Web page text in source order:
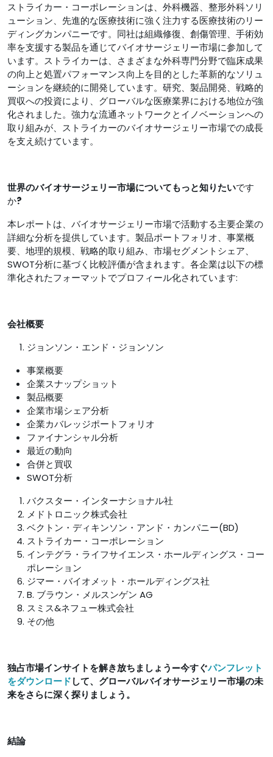
ストライカー・コーポレーションは、外科機器、整形外科ソリ
ューション、先進的な医療技術に強く注力する医療技術のリー
ディングカンパニーです。同社は組織修復、創傷管理、手術効
率を支援する製品を通じてバイオサージェリー市場に参加して
います。ストライカーは、さまざまな外科専門分野で臨床成果
の向上と処置パフォーマンス向上を目的とした革新的なソリュ
ーションを継続的に開発しています。研究、製品開発、戦略的
買収への投資により、グローバルな医療業界における地位が強
化されました。強力な流通ネットワークとイノベーションへの
取り組みが、ストライカーのバイオサージェリー市場での成長
を支え続けています。
世界のバイオサージェリー市場についてもっと知りたいです
か?
本レポートは、バイオサージェリー市場で活動する主要企業の
詳細な分析を提供しています。製品ポートフォリオ、事業概
要、地理的規模、戦略的取り組み、市場セグメントシェア、
SWOT分析に基づく比較評価が含まれます。各企業は以下の標
準化されたフォーマットでプロフィール化されています:
会社概要
ジョンソン・エンド・ジョンソン
事業概要
企業スナップショット
製品概要
企業市場シェア分析
企業カバレッジポートフォリオ
ファイナンシャル分析
最近の動向
合併と買収
SWOT分析
バクスター・インターナショナル社
メドトロニック株式会社
ベクトン・ディキンソン・アンド・カンパニー(BD)
ストライカー・コーポレーション
インテグラ・ライフサイエンス・ホールディングス・コー
ポレーション
ジマー・バイオメット・ホールディングス社
B. ブラウン・メルスンゲン AG
スミス&ネフュー株式会社
その他
独占市場インサイトを解き放ちましょう—今すぐパンフレット
をダウンロードして、グローバルバイオサージェリー市場の未
来をさらに深く探りましょう。
結論